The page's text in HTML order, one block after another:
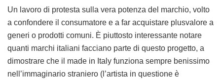
Un lavoro di protesta sulla vera potenza del marchio, volto
a confondere il consumatore e a far acquistare plusvalore a
generi o prodotti comuni. È piuttosto interessante notare
quanti marchi italiani facciano parte di questo progetto, a
dimostrare che il made in Italy funziona sempre benissimo
nell’immaginario straniero (l’artista in questione è